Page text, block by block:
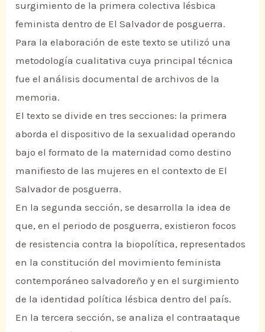
surgimiento de la primera colectiva lésbica
feminista dentro de El Salvador de posguerra.
Para la elaboración de este texto se utilizó una
metodología cualitativa cuya principal técnica
fue el análisis documental de archivos de la
memoria.
El texto se divide en tres secciones: la primera
aborda el dispositivo de la sexualidad operando
bajo el formato de la maternidad como destino
manifiesto de las mujeres en el contexto de El
Salvador de posguerra.
En la segunda sección, se desarrolla la idea de
que, en el periodo de posguerra, existieron focos
de resistencia contra la biopolítica, representados
en la constitución del movimiento feminista
contemporáneo salvadoreño y en el surgimiento
de la identidad política lésbica dentro del país.
En la tercera sección, se analiza el contraataque